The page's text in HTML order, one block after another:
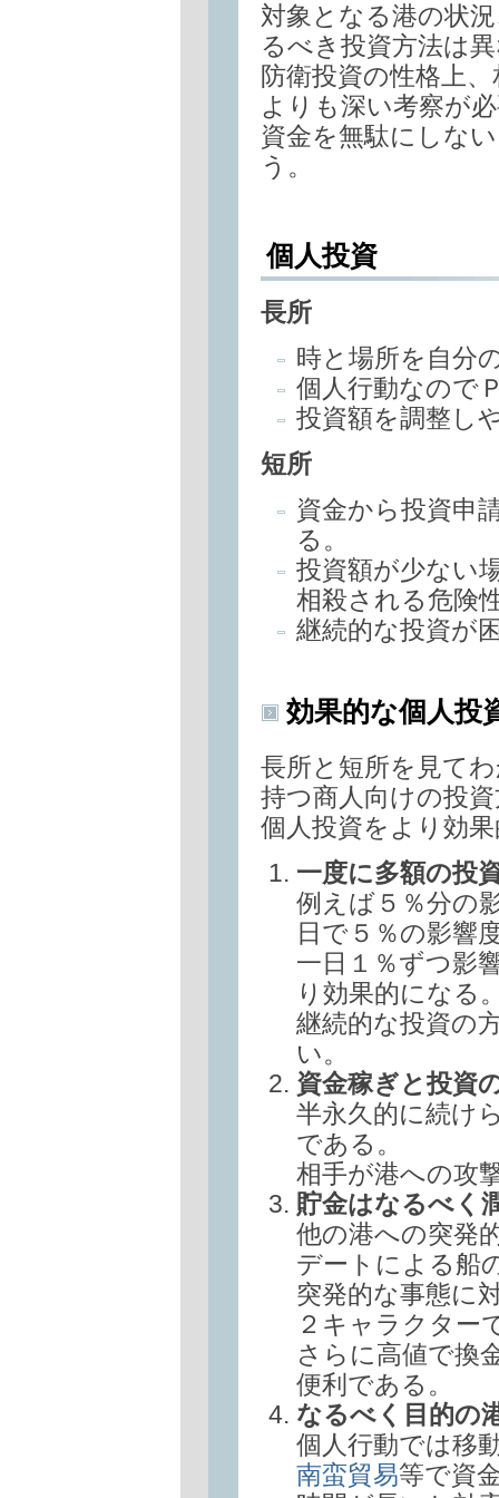
対象となる港の状
るべき投資方法は
防衛投資の性格上
よりも深い考察が
資金を無駄にしな
う。
個人投資
長所
時と場所を自分
個人行動なので
投資額を調整し
短所
資金から投資申
る。
投資額が少ない
相殺される危険
継続的な投資が
効果的な個人投
長所と短所を見て
持つ商人向けの投
個人投資をより効
一度に多額の投
例えば５％分の
日で５％の影響
一日１％ずつ影
り効果的になる
継続的な投資の
い。
資金稼ぎと投資
半永久的に続け
である。
相手が港への攻
貯金はなるべく
他の港への突発
デートによる船
突発的な事態に
２キャラクター
さらに高値で換
便利である。
なるべく目的の
個人行動では移
南蛮貿易等で資